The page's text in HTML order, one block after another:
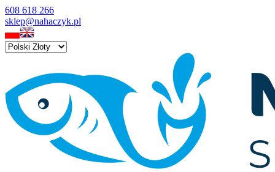
608 618 266
sklep@nahaczyk.pl